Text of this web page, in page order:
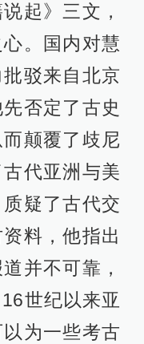
起》三文，
。国内对慧
驳来自北京
否定了古史
颠覆了歧尼
代亚洲与美
疑了古代交
料，他指出
并不可靠，
世纪以来亚
为一些考古